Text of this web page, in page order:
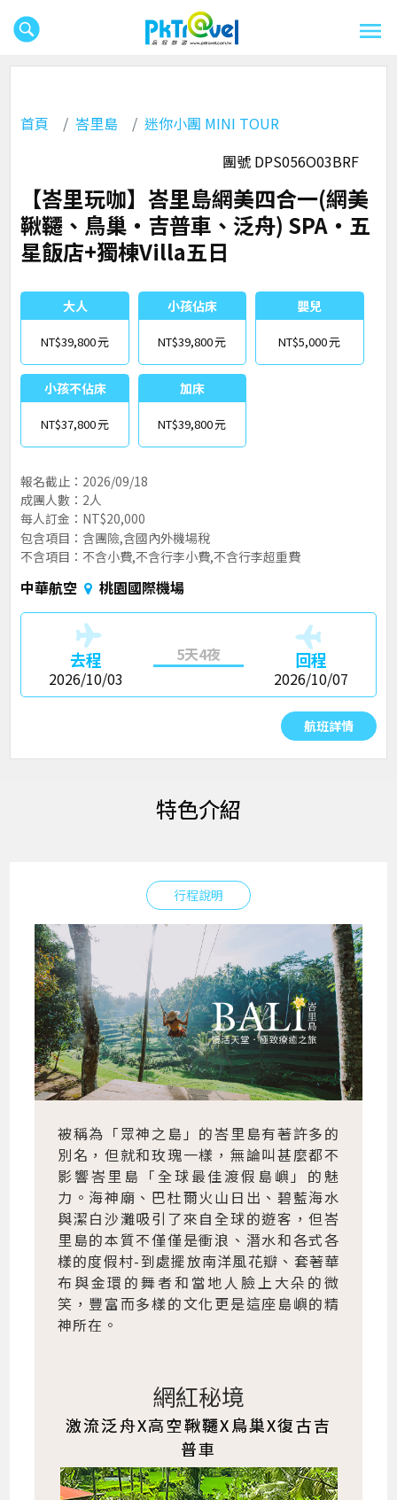
首頁 峇里島
迷你小團 MINI TOUR
團號 DPS056O03BRF
【峇里玩咖】峇里島網美四合一(網美
鞦韆、鳥巢‧吉普車、泛舟) SPA‧五
星飯店+獨棟Villa五日
大人
NT$39,800
小孩佔床
NT$39,800
嬰兒
NT$5,000
小孩不佔床
NT$37,800
加床
NT$39,800
報名截止：2026/09/18
成團人數：2人
每人訂金：NT$20,000
包含項目：含團險,含國內外機場稅
不含項目：不含小費,不含行李小費,不含行李超重費
中華航空 桃園國際機場
去程
2026/10/03
5天4夜 回程
2026/10/07
航班詳情
特色介紹
行程說明
被稱為「眾神之島」的峇里島有著許多的
別名，但就和玫瑰一樣，無論叫甚麼都不
影響峇里島「全球最佳渡假島嶼」的魅
力。海神廟、巴杜爾火山日出、碧藍海水
與潔白沙灘吸引了來自全球的遊客，但峇
里島的本質不僅僅是衝浪、潛水和各式各
樣的度假村-到處擺放南洋風花瓣、套著華
布與金環的舞者和當地人臉上大朵的微
笑，豐富而多樣的文化更是這座島嶼的精
神所在。
網紅秘境
激流泛舟X高空鞦韆X鳥巢X復古吉
普車